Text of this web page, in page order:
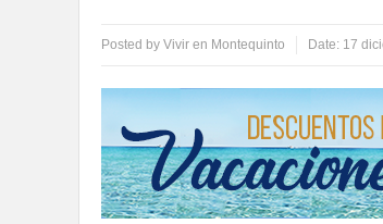
Posted by Vivir en Montequinto Date: 17